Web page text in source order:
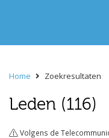
Home Zoekresultaten
Leden (116)
Volgens de